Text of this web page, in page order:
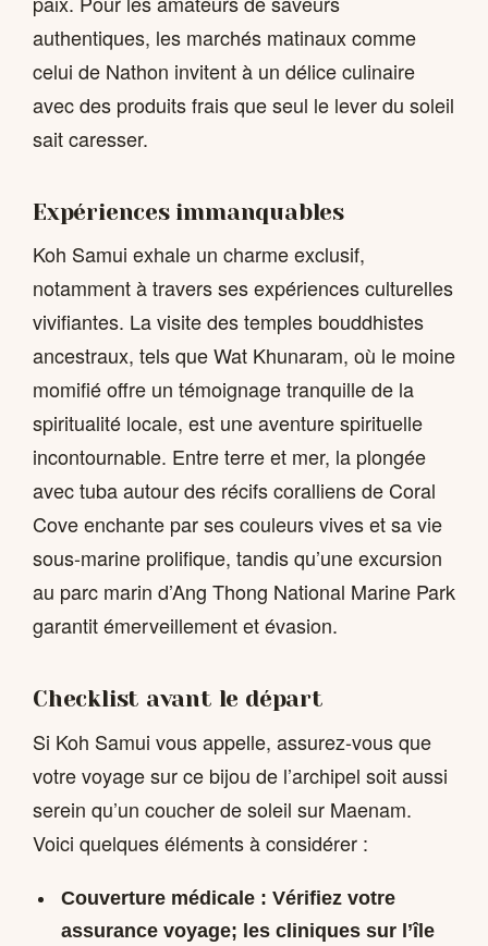
authentiques, les marchés matinaux comme
celui de Nathon invitent à un délice culinaire
avec des produits frais que seul le lever du soleil
sait caresser.
Expériences immanquables
Koh Samui exhale un charme exclusif,
notamment à travers ses expériences culturelles
vivifiantes. La visite des temples bouddhistes
ancestraux, tels que Wat Khunaram, où le moine
momifié offre un témoignage tranquille de la
spiritualité locale, est une aventure spirituelle
incontournable. Entre terre et mer, la plongée
avec tuba autour des récifs coralliens de Coral
Cove enchante par ses couleurs vives et sa vie
sous-marine prolifique, tandis qu’une excursion
au parc marin d’Ang Thong National Marine Park
garantit émerveillement et évasion.
Checklist avant le départ
Si Koh Samui vous appelle, assurez-vous que
votre voyage sur ce bijou de l’archipel soit aussi
serein qu’un coucher de soleil sur Maenam.
Voici quelques éléments à considérer :
Couverture médicale : Vérifiez votre
assurance voyage; les cliniques sur l’île